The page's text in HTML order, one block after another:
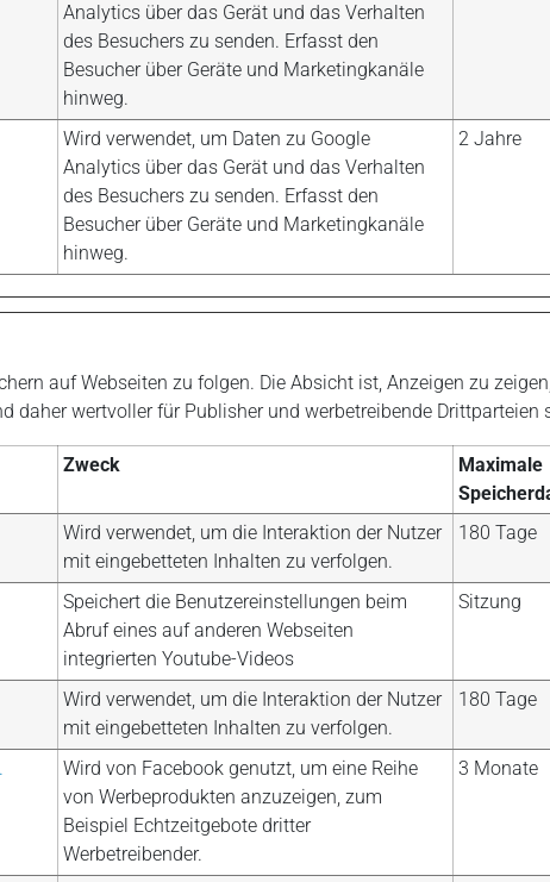
Analytics über das Gerät und das Verhalten
des Besuchers zu senden. Erfasst den
Besucher über Geräte und Marketingkanäle
hinweg.
Wird verwendet, um Daten zu Google
Analytics über das Gerät und das Verhalten
des Besuchers zu senden. Erfasst den
Besucher über Geräte und Marketingkanäle
hinweg.
2 Jahre
auf Webseiten zu folgen. Die Absicht ist, Anzeigen zu
daher wertvoller für Publisher und werbetreibende Drittparteien
Zweck
Maximale
Wird verwendet, um die Interaktion der Nutzer
mit eingebetteten Inhalten zu verfolgen.
180 Tage
Speichert die Benutzereinstellungen beim
Abruf eines auf anderen Webseiten
integrierten Youtube-Videos
Sitzung
Wird verwendet, um die Interaktion der Nutzer
mit eingebetteten Inhalten zu verfolgen.
180 Tage
Wird von Facebook genutzt, um eine Reihe
von Werbeprodukten anzuzeigen, zum
Beispiel Echtzeitgebote dritter
Werbetreibender.
3 Monate